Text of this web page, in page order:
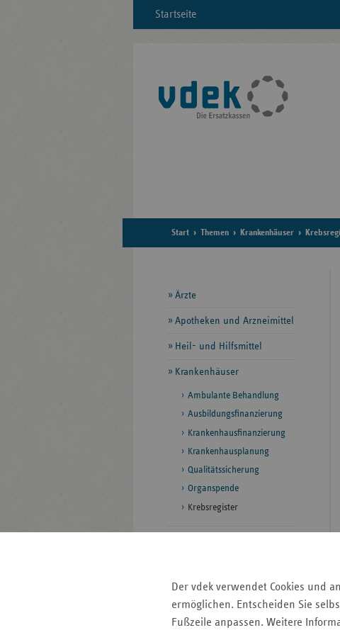
Der vdek verwendet Cookies und
ermöglichen. Entscheiden Sie
Fußzeile anpassen. Weitere
Startseite
Start Themen Krankenhäuser
Seitennavigation
Ärzte
Apotheken und Arzneimittel
Heil- und Hilfsmittel
Krankenhäuser
Ambulante Behandlung
Ausbildungsfinanzierung
Krankenhausfinanzierung
Krankenhausplanung
Qualitätssicherung
Organspende
Krebsregister
Gesundheitsförderung
Rettungsdienst und
Krankentransport